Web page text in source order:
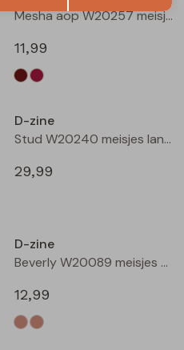
Mesha aop W20257 meisjes t-shirts lange mouw Bruin donker
11,99
D-zine
Stud W20240 meisjes lange broek Denim grey
29,99
D-zine
Beverly W20089 meisjes T-shirt korte mouw Ecru melee
12,99